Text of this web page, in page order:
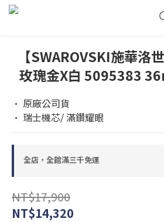
【SWAROVSKI施華洛
玫瑰金X白 5095383
• 原廠公司貨
• 瑞士機芯/ 滿鑽耀眼
全店，全館滿三千免運
NT$17,900
NT$14,320